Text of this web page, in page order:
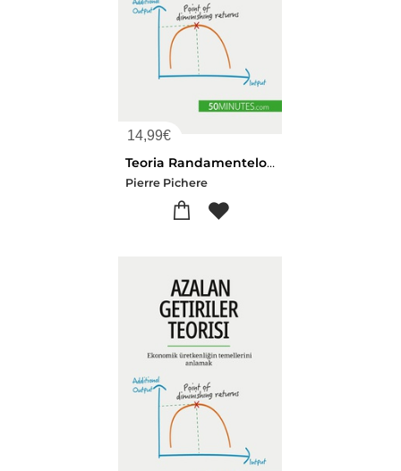
14,99€
Teoria Randamentelor Descrescatoare : Intelegerea Principiilor Fundamentale Ale Productivitatii Economice
Pierre Pichere